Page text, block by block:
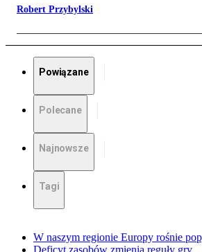
Robert Przybylski
Powiązane
Polecane
Najnowsze
Tagi
W naszym regionie Europy rośnie
Deficyt zasobów zmienia reguły gry